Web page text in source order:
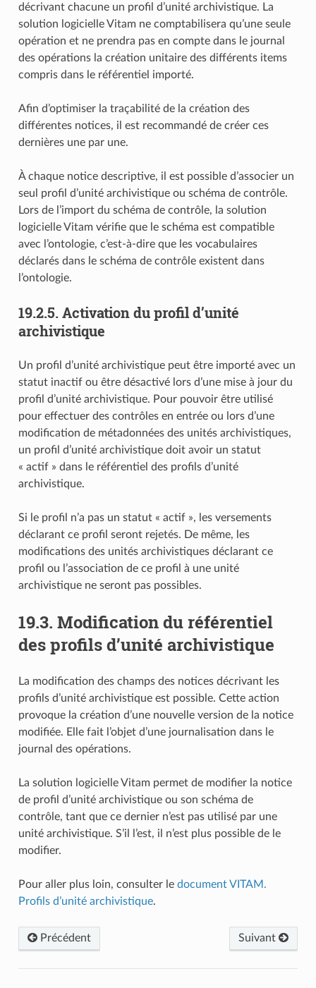
décrivant chacune un profil d’unité archivistique. La
solution logicielle Vitam ne comptabilisera qu’une seule
opération et ne prendra pas en compte dans le journal
des opérations la création unitaire des différents items
compris dans le référentiel importé.
Afin d’optimiser la traçabilité de la création des
différentes notices, il est recommandé de créer ces
dernières une par une.
À chaque notice descriptive, il est possible d’associer un
seul profil d’unité archivistique ou schéma de contrôle.
Lors de l’import du schéma de contrôle, la solution
logicielle Vitam vérifie que le schéma est compatible
avec l’ontologie, c’est-à-dire que les vocabulaires
déclarés dans le schéma de contrôle existent dans
l’ontologie.
19.2.5. Activation du profil d’unité
archivistique
Un profil d’unité archivistique peut être importé avec un
statut inactif ou être désactivé lors d’une mise à jour du
profil d’unité archivistique. Pour pouvoir être utilisé
pour effectuer des contrôles en entrée ou lors d’une
modification de métadonnées des unités archivistiques,
un profil d’unité archivistique doit avoir un statut
« actif » dans le référentiel des profils d’unité
archivistique.
Si le profil n’a pas un statut « actif », les versements
déclarant ce profil seront rejetés. De même, les
modifications des unités archivistiques déclarant ce
profil ou l’association de ce profil à une unité
archivistique ne seront pas possibles.
19.3. Modification du référentiel
des profils d’unité archivistique
La modification des champs des notices décrivant les
profils d’unité archivistique est possible. Cette action
provoque la création d’une nouvelle version de la notice
modifiée. Elle fait l’objet d’une journalisation dans le
journal des opérations.
La solution logicielle Vitam permet de modifier la notice
de profil d’unité archivistique ou son schéma de
contrôle, tant que ce dernier n’est pas utilisé par une
unité archivistique. S’il l’est, il n’est plus possible de le
modifier.
Pour aller plus loin, consulter le document VITAM.
Profils d’unité archivistique.
Précédent Suivant